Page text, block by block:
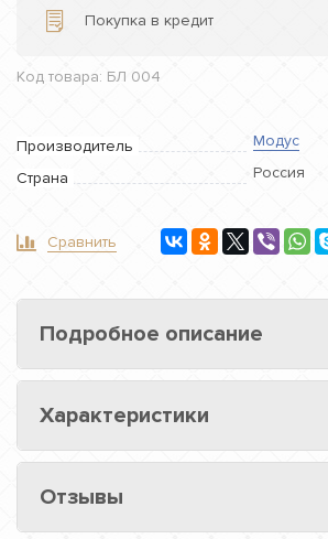
Покупка в кредит
Код товара: БЛ 004
Производитель
Модус
Страна
Россия
Сравнить
Подробное описание
Характеристики
Отзывы